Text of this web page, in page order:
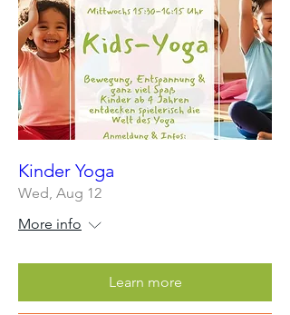
Kinder Yoga
Wed, Aug 12
More info
Learn more